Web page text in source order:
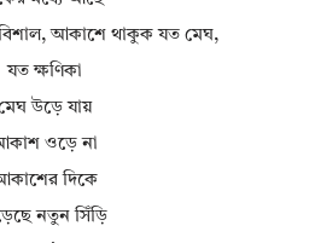
আকাশে থাকুক যত মেঘ,
যত ক্ষণিকা
উড়ে যায়
ওড়ে না
দিকে
নতুন সিঁড়ি